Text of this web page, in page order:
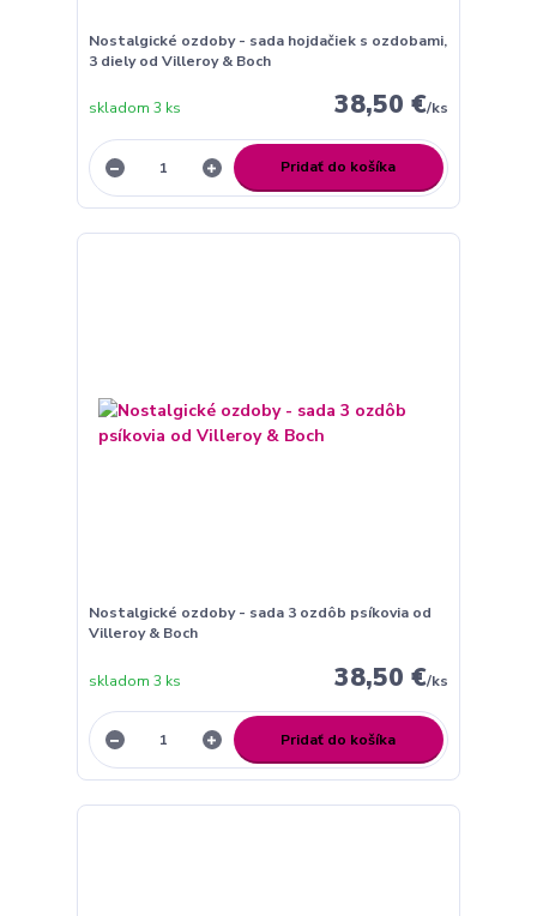
Nostalgické ozdoby - sada hojdačiek s ozdobami,
3 diely od Villeroy & Boch
38,50 €/ks
skladom 3 ks
Pridať do košíka
Nostalgické ozdoby - sada 3 ozdôb psíkovia od
Villeroy & Boch
38,50 €/ks
skladom 3 ks
Pridať do košíka